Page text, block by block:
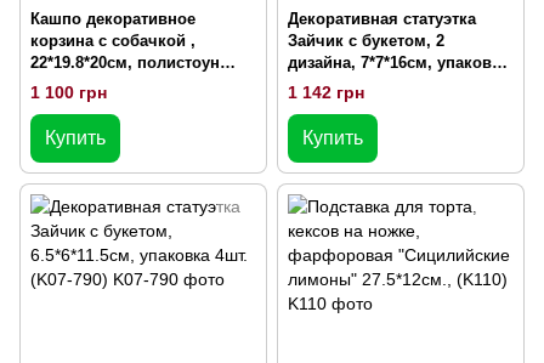
Кашпо декоративное
корзина с собачкой ,
22*19.8*20см, полистоун
(HA9-139)
1 100 грн
Купить
Декоративная статуэтка
Зайчик с букетом, 2
дизайна, 7*7*16см, упаковка
4шт. (K07-802)
1 142 грн
Купить